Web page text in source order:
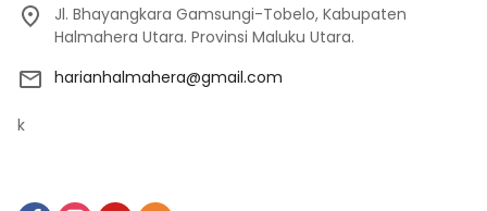
Jl. Bhayangkara Gamsungi-Tobelo, Kabupaten
Halmahera Utara. Provinsi Maluku Utara.
harianhalmahera@gmail.com
k